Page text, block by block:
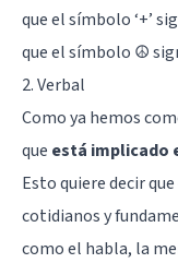
que el símbolo ‘+’
que el símbolo ☮️
2. Verbal
Como ya hemos
que está implicado
Esto quiere decir
cotidianos y
como el habla, la